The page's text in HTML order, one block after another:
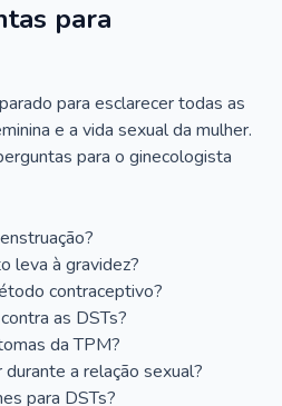
para
para esclarecer todas as
e a vida sexual da mulher.
para o ginecologista
leva à gravidez?
contraceptivo?
as DSTs?
da TPM?
a relação sexual?
para DSTs?